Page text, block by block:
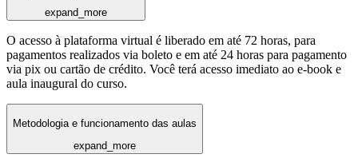
expand_more
O acesso à plataforma virtual é liberado em até 72 horas, para
pagamentos realizados via boleto e em até 24 horas para pagamento
via pix ou cartão de crédito. Você terá acesso imediato ao e-book e
aula inaugural do curso.
Metodologia e funcionamento das aulas
expand_more